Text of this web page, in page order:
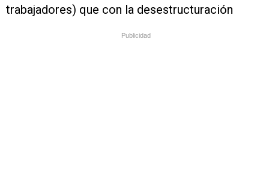
trabajadores) que con la desestructuración
Publicidad